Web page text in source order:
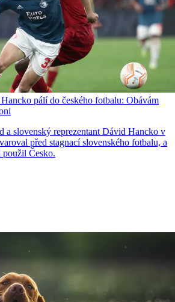
pálí do českého fotbalu: Obávám
a slovenský reprezentant Dávid Hancko v
před stagnací slovenského fotbalu, a
Česko.